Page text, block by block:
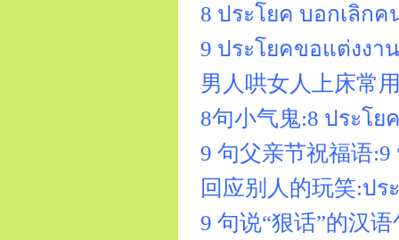
8 ประโยค บอกเลิกค
9 ประโยคขอแต่งงาน
男人哄女人上床常
8句小气鬼:8 ประโย
9 句父亲节祝福语
回应别人的玩笑:ป
9 句说“狠话”的汉